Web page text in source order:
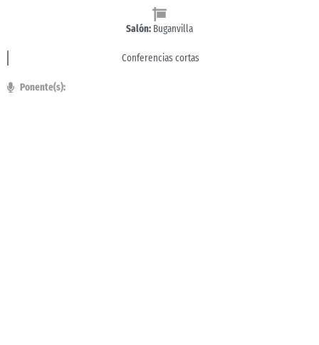
Salón: Buganvilla
Conferencias cortas
Ponente(s):